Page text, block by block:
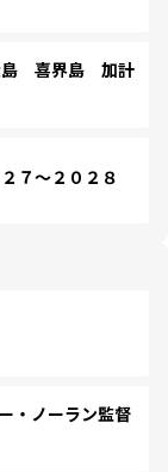
島 喜界島 加計
７～２０２８
・ノーラン監督